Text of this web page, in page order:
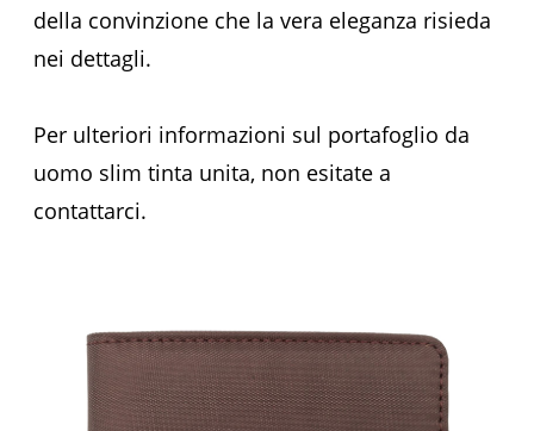
della convinzione che la vera eleganza risieda
nei dettagli.
Per ulteriori informazioni sul portafoglio da
uomo slim tinta unita, non esitate a
contattarci.